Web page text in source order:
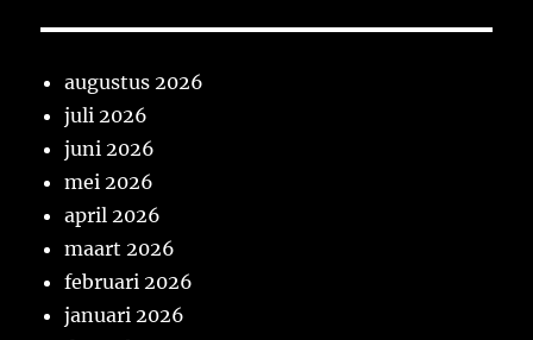
augustus 2026
juli 2026
juni 2026
mei 2026
april 2026
maart 2026
februari 2026
januari 2026